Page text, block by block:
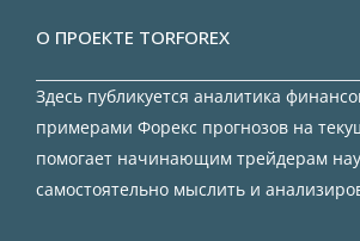
О ПРОЕКТЕ TORFOREX
Здесь публикуется аналитика
примерами Форекс прогнозов на
помогает начинающим трейдерам
самостоятельно мыслить и